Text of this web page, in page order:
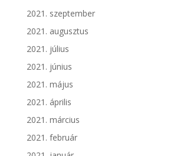
2021. szeptember
2021. augusztus
2021. július
2021. június
2021. május
2021. április
2021. március
2021. február